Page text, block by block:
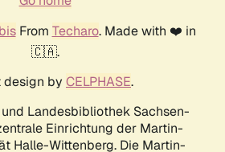
From Techaro. Made with ❤️ in
🇨🇦.
design by CELPHASE.
Landesbibliothek Sachsen-
Einrichtung der Martin-
Halle-Wittenberg. Die Martin-